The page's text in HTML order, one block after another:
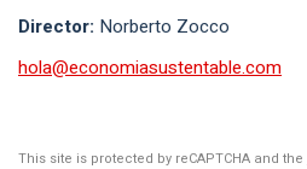
Director: Norberto Zocco
hola@economiasustentable.com
This site is protected by reCAPTCHA and the